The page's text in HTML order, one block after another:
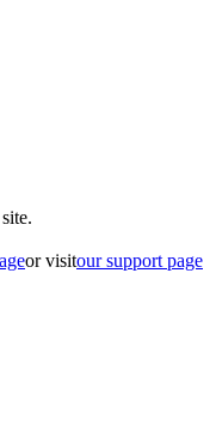
or visitour support page